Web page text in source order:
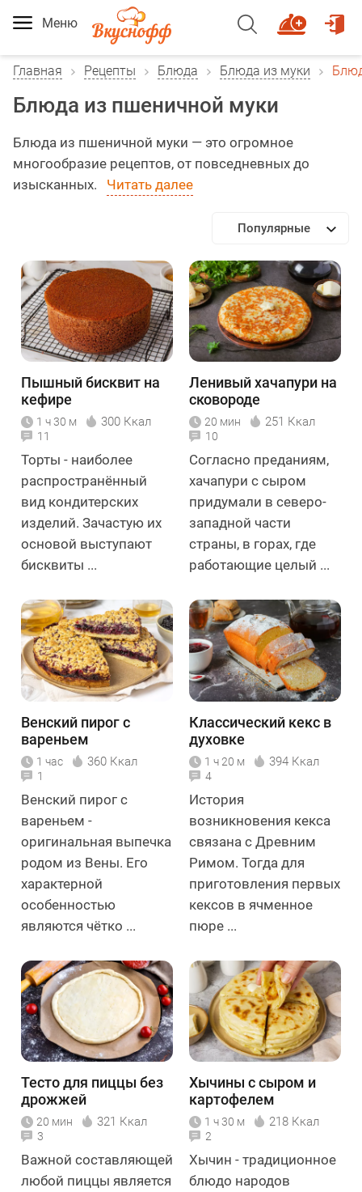
Меню
Главная Рецепты Блюда Блюда из муки
Блюда из пшеничной муки
Блюда из пшеничной муки — это огромное
многообразие рецептов, от повседневных до
изысканных.
Читать далее
Популярные
Пышный бисквит на
кефире
1 ч 30 м 300 Ккал
11
Торты - наиболее
распространённый
вид кондитерских
изделий. Зачастую их
основой выступают
бисквиты ...
Ленивый хачапури на
сковороде
20 мин 251 Ккал
10
Согласно преданиям,
хачапури с сыром
придумали в северо-
западной части
страны, в горах, где
работающие целый ...
Венский пирог с
вареньем
1 час 360 Ккал
1
Венский пирог с
вареньем -
оригинальная выпечка
родом из Вены. Его
характерной
особенностью
являются чётко ...
Классический кекс в
духовке
1 ч 20 м 394 Ккал
4
История
возникновения кекса
связана с Древним
Римом. Тогда для
приготовления первых
кексов в ячменное
пюре ...
Тесто для пиццы без
дрожжей
20 мин 321 Ккал
3
Важной составляющей
любой пиццы является
Хычины с сыром и
картофелем
1 ч 30 м 218 Ккал
2
Хычин - традиционное
блюдо народов